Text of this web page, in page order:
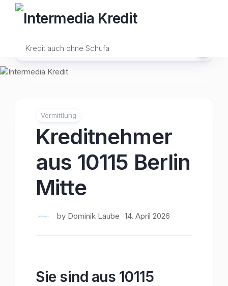
Kredit auch ohne Schufa
Vermittlung
Kreditnehmer
aus 10115 Berlin
Mitte
by Dominik Laube 14. April 2026
Sie sind aus 10115